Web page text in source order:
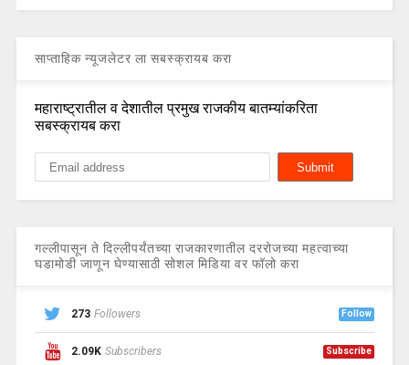
साप्ताहिक न्यूजलेटर ला सबस्क्रायब करा
महाराष्ट्रातील व देशातील प्रमुख राजकीय बातम्यांकरिता
सबस्क्रायब करा
गल्लीपासून ते दिल्लीपर्यंतच्या राजकारणातील दररोजच्या महत्वाच्या
घडामोडी जाणून घेण्यासाठी सोशल मिडिया वर फॉलो करा
273 Followers Follow
2.09K Subscribers Subscribe